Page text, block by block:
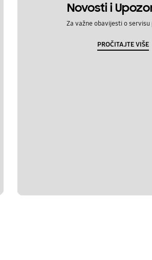
Novosti i
Za važne obavijesti o servisu
PROČITAJTE VIŠE